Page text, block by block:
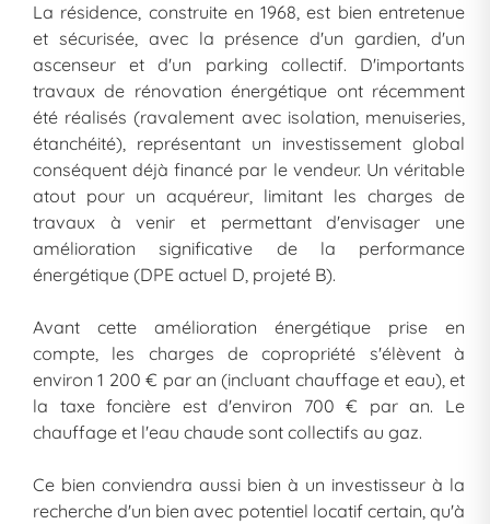
La résidence, construite en 1968, est bien entretenue
et sécurisée, avec la présence d'un gardien, d'un
ascenseur et d'un parking collectif. D'importants
travaux de rénovation énergétique ont récemment
été réalisés (ravalement avec isolation, menuiseries,
étanchéité), représentant un investissement global
conséquent déjà financé par le vendeur. Un véritable
atout pour un acquéreur, limitant les charges de
travaux à venir et permettant d'envisager une
amélioration significative de la performance
énergétique (DPE actuel D, projeté B).
Avant cette amélioration énergétique prise en
compte, les charges de copropriété s'élèvent à
environ 1 200 € par an (incluant chauffage et eau), et
la taxe foncière est d'environ 700 € par an. Le
chauffage et l'eau chaude sont collectifs au gaz.
Ce bien conviendra aussi bien à un investisseur à la
recherche d'un bien avec potentiel locatif certain, qu'à